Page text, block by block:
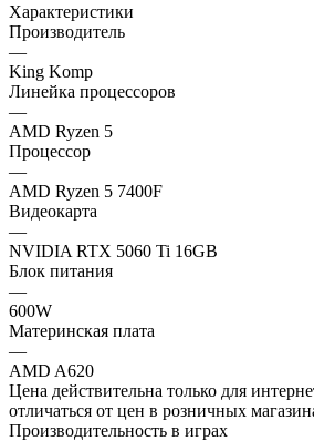
Характеристики
Производитель
—
King Komp
Линейка процессоров
—
AMD Ryzen 5
Процессор
—
AMD Ryzen 5 7400F
Видеокарта
—
NVIDIA RTX 5060 Ti 16GB
Блок питания
—
600W
Материнская плата
—
AMD A620
Цена действительна только для
отличаться от цен в розничных
Производительность в играх